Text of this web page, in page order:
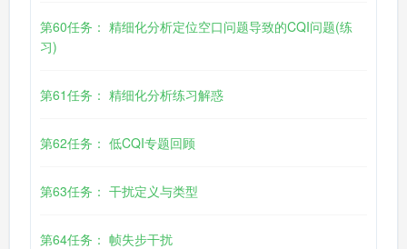
第60任务： 精细化分析定位空口问题导致的CQI问题(练
习)
第61任务： 精细化分析练习解惑
第62任务： 低CQI专题回顾
第63任务： 干扰定义与类型
第64任务： 帧失步干扰